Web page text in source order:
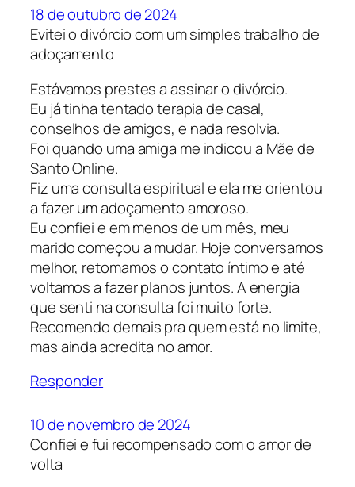
18 de outubro de 2024
Evitei o divórcio com um simples trabalho de
adoçamento
Estávamos prestes a assinar o divórcio.
Eu já tinha tentado terapia de casal,
conselhos de amigos, e nada resolvia.
Foi quando uma amiga me indicou a Mãe de
Santo Online.
Fiz uma consulta espiritual e ela me orientou
a fazer um adoçamento amoroso.
Eu confiei e em menos de um mês, meu
marido começou a mudar. Hoje conversamos
melhor, retomamos o contato íntimo e até
voltamos a fazer planos juntos. A energia
que senti na consulta foi muito forte.
Recomendo demais pra quem está no limite,
mas ainda acredita no amor.
Responder
10 de novembro de 2024
Confiei e fui recompensado com o amor de
volta